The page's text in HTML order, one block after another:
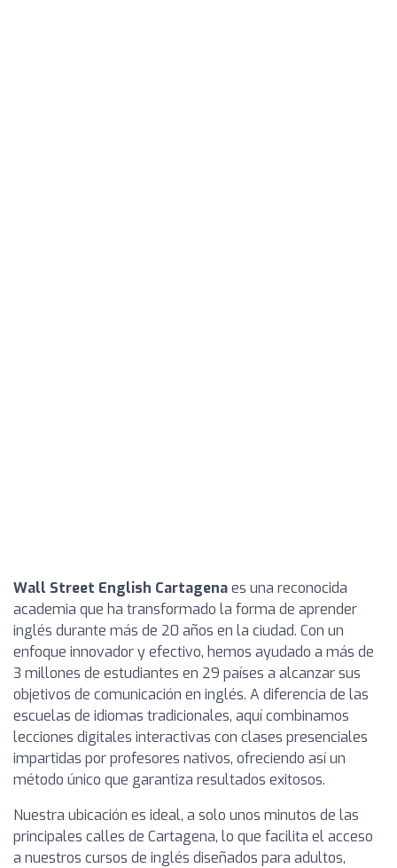
Wall Street English Cartagenaes una reconocida
academia que ha transformado la forma de aprender
inglés durante más de 20 años en la ciudad. Con un
enfoque innovador y efectivo, hemos ayudado a más de
3 millones de estudiantes en 29 países a alcanzar sus
objetivos de comunicación en inglés. A diferencia de las
escuelas de idiomas tradicionales, aquí combinamos
lecciones digitales interactivas con clases presenciales
impartidas por profesores nativos, ofreciendo así un
método único que garantiza resultados exitosos.
Nuestra ubicación es ideal, a solo unos minutos de las
principales calles de Cartagena, lo que facilita el acceso
a nuestros cursos de inglés diseñados para adultos,